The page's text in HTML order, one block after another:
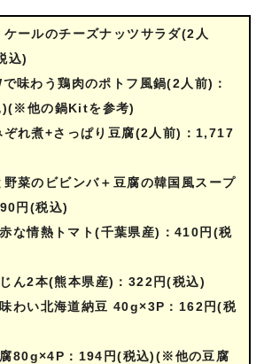
ールのチーズナッツサラダ(2人
込)
味わう鶏肉のポトフ風鍋(2人前)：
他の鍋Kitを参考)
れ煮+さっぱり豆腐(2人前)：1,717
菜のビビンバ＋豆腐の韓国風スープ
円(税込)
な情熱トマト(千葉県産)：410円(税
ん2本(熊本県産)：322円(税込)
味わい北海道納豆 40g×3P：162円(税
80g×4P：194円(税込)(※他の豆腐